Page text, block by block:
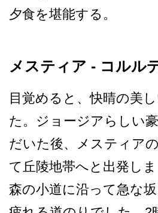
夕食を堪能する。
メスティア - コルル
目覚めると、快晴の美
た。ジョージアらしい
だ­いた後、メスティア
て丘陵地帯へと­出発しま
森の小道に沿って急な